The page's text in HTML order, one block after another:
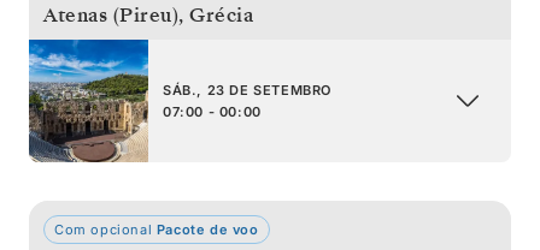
Atenas (Pireu), Grécia
SÁB., 23 DE SETEMBRO
07:00 - 00:00
Com opcional Pacote de voo